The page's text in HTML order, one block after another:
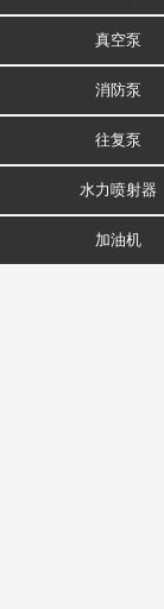
真空泵
消防泵
往复泵
水力喷射器
加油机